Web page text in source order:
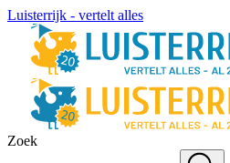
Luisterrijk - vertelt alles
Zoek